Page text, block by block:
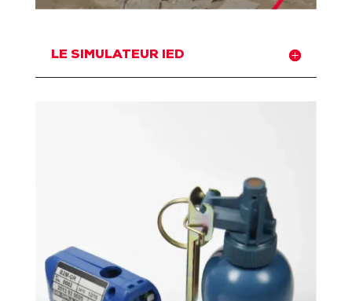
LE SIMULATEUR IED